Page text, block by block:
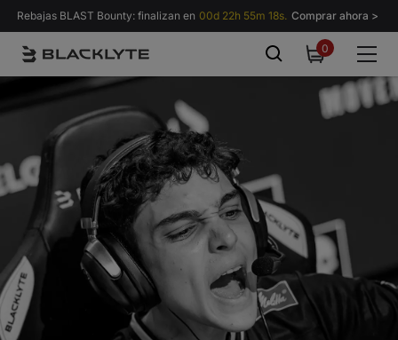
Saltar al contenido
Rebajas BLAST Bounty: finalizan en 00d 22h 55m 17s. Comprar ahora >
00
items